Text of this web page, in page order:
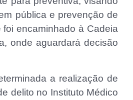
pública e prevenção de
foi encaminhado à Cadeia
onde aguardará decisão
a realização de
delito no Instituto Médico